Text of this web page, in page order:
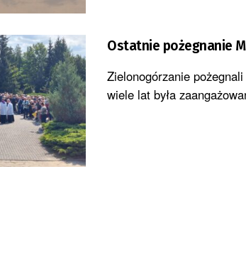
Ostatnie pożegnanie
Zielonogórzanie
wiele lat była